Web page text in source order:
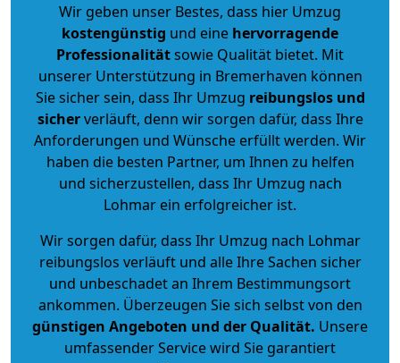
Wir geben unser Bestes, dass hier Umzug
kostengünstig und eine hervorragende
Professionalitätsowie Qualität bietet. Mit
unserer Unterstützung in Bremerhaven können
Sie sicher sein, dass Ihr Umzug reibungslos und
sicherverläuft, denn wir sorgen dafür, dass Ihre
Anforderungen und Wünsche erfüllt werden. Wir
haben die besten Partner, um Ihnen zu helfen
und sicherzustellen, dass Ihr Umzug nach
Lohmar ein erfolgreicher ist.
Wir sorgen dafür, dass Ihr Umzug nach Lohmar
reibungslos verläuft und alle Ihre Sachen sicher
und unbeschadet an Ihrem Bestimmungsort
ankommen. Überzeugen Sie sich selbst von den
günstigen Angeboten und der Qualität. Unsere
umfassender Service wird Sie garantiert